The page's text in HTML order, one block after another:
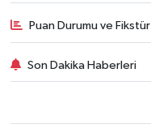
Puan Durumu ve Fikstür
Son Dakika Haberleri